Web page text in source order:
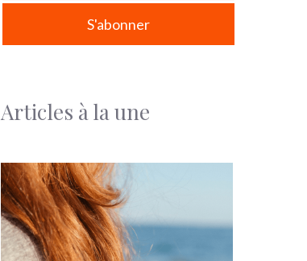
Articles à la une